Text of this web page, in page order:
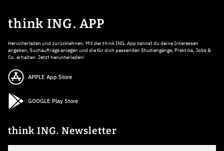
think ING. APP
Herunterladen und zurücklehnen: Mit der think ING. App kannst du deine Interessen
angeben, Suchaufträge anlegen und die für dich passenden Studiengänge, Praktika, Jobs &
Co. erhalten. Jetzt herunterladen!
APPLE App Store
GOOGLE Play Store
think ING. Newsletter